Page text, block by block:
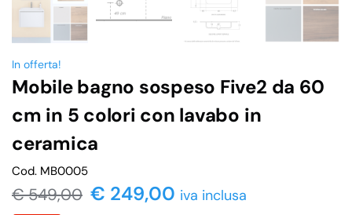
In offerta!
Mobile bagno sospeso Five2 da 60
cm in 5 colori con lavabo in
ceramica
Cod. MB0005
€549,00 € 249,00 iva inclusa